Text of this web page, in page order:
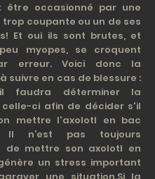
être occasionné par une
coupante ou un de ses
Et oui ils sont brutes, et
myopes, se croquent
erreur. Voici donc la
suivre en cas de blessure :
faudra déterminer la
ci afin de décider s'il
mettre l'axolotl en bac
Il n’est pas toujours
de mettre son axolotl en
un stress important